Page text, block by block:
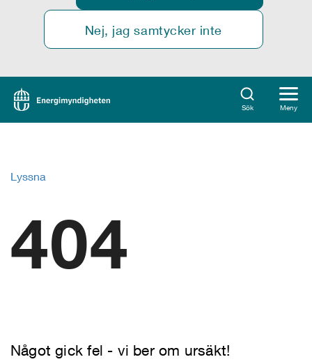
Nej, jag samtycker inte
Sök Meny
Lyssna
404
Något gick fel - vi ber om ursäkt!